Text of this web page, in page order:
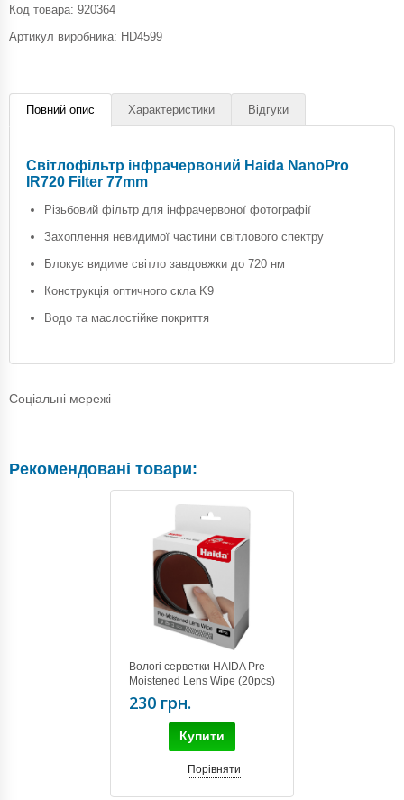
Код товара: 920364
Артикул виробника: HD4599
Повний опис Характеристики Відгуки
Світлофільтр інфрачервоний Haida NanoPro
IR720 Filter 77mm
Різьбовий фільтр для інфрачервоної фотографії
Захоплення невидимої частини світлового спектру
Блокує видиме світло завдовжки до 720 нм
Конструкція оптичного скла K9
Водо та маслостійке покриття
Соціальні мережі
Рекомендовані товари:
Вологі серветки HAIDA Pre-
Moistened Lens Wipe (20pcs)
HD4634
230 грн.
Купити
Порівняти